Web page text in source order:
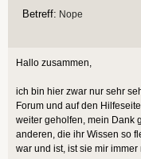
Betreff: Nope
Hallo zusammen,
ich bin hier zwar nur sehr
Forum und auf den
weiter geholfen, mein Dank
anderen, die ihr Wissen so
war und ist, ist sie mir immer